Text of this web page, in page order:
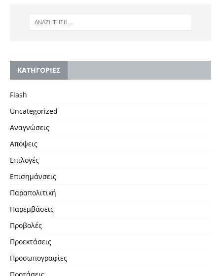
KΑΤΗΓΟΡΙΕΣ
Flash
Uncategorized
Αναγνώσεις
Απόψεις
Επιλογές
Επισημάνσεις
Παραπολιτική
Παρεμβάσεις
Προβολές
Προεκτάσεις
Προσωπογραφίες
Προτάσεις